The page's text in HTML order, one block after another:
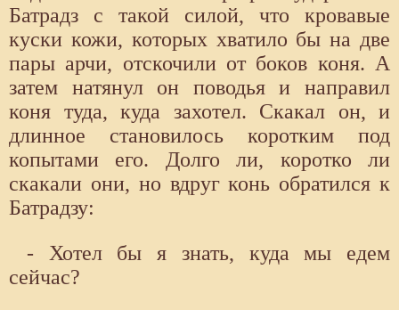
Батрадз с такой силой, что кровавые
куски кожи, которых хватило бы на две
пары арчи, отскочили от боков коня. А
затем натянул он поводья и направил
коня туда, куда захотел. Скакал он, и
длинное становилось коротким под
копытами его. Долго ли, коротко ли
скакали они, но вдруг конь обратился к
Батрадзу:
- Хотел бы я знать, куда мы едем
сейчас?